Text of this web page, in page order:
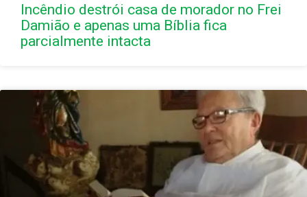
Incêndio destrói casa de morador no Frei
Damião e apenas uma Bíblia fica
parcialmente intacta